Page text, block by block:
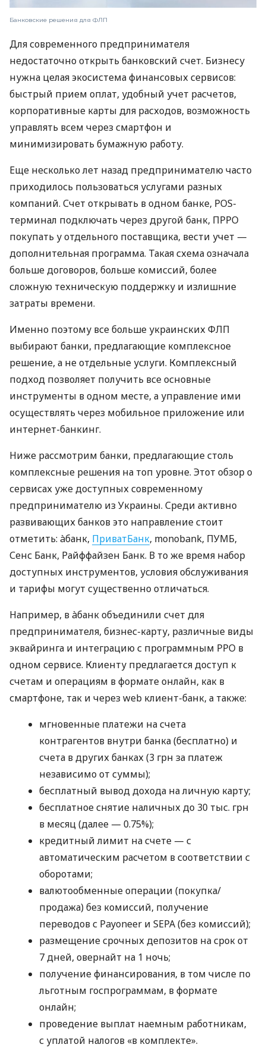
Банковские решения для ФЛП
Для современного предпринимателя
недостаточно открыть банковский счет. Бизнесу
нужна целая экосистема финансовых сервисов:
быстрый прием оплат, удобный учет расчетов,
корпоративные карты для расходов, возможность
управлять всем через смартфон и
минимизировать бумажную работу.
Еще несколько лет назад предпринимателю часто
приходилось пользоваться услугами разных
компаний. Счет открывать в одном банке, POS-
терминал подключать через другой банк, ПРРО
покупать у отдельного поставщика, вести учет —
дополнительная программа. Такая схема означала
больше договоров, больше комиссий, более
сложную техническую поддержку и излишние
затраты времени.
Именно поэтому все больше украинских ФЛП
выбирают банки, предлагающие комплексное
решение, а не отдельные услуги. Комплексный
подход позволяет получить все основные
инструменты в одном месте, а управление ими
осуществлять через мобильное приложение или
интернет-банкинг.
Ниже рассмотрим банки, предлагающие столь
комплексные решения на топ уровне. Этот обзор о
сервисах уже доступных современному
предпринимателю из Украины. Среди активно
развивающих банков это направление стоит
отметить: àбанк, ПриватБанк, monobank, ПУМБ,
Сенс Банк, Райффайзен Банк. В то же время набор
доступных инструментов, условия обслуживания
и тарифы могут существенно отличаться.
Например, в àбанк объединили счет для
предпринимателя, бизнес-карту, различные виды
эквайринга и интеграцию с программным РРО в
одном сервисе. Клиенту предлагается доступ к
счетам и операциям в формате онлайн, как в
смартфоне, так и через web клиент-банк, а также:
мгновенные платежи на счета
контрагентов внутри банка (бесплатно) и
счета в других банках (3 грн за платеж
независимо от суммы);
бесплатный вывод дохода на личную карту;
бесплатное снятие наличных до 30 тыс. грн
в месяц (далее — 0.75%);
кредитный лимит на счете — с
автоматическим расчетом в соответствии с
оборотами;
валютообменные операции (покупка/
продажа) без комиссий, получение
переводов с Payoneer и SEPA (без комиссий);
размещение срочных депозитов на срок от
7 дней, овернайт на 1 ночь;
получение финансирования, в том числе по
льготным госпрограммам, в формате
онлайн;
проведение выплат наемным работникам,
с уплатой налогов «в комплекте».